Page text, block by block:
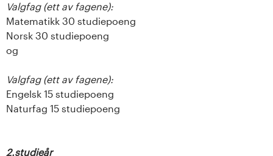
Valgfag (ett av fagene):
Matematikk 30 studiepoeng
Norsk 30 studiepoeng
og
Valgfag (ett av fagene):
Engelsk 15 studiepoeng
Naturfag 15 studiepoeng
2.studieår